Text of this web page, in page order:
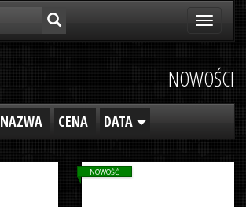
Toggle
NOWOŚCI
NAZWA CENA DATA
NOWOŚĆ